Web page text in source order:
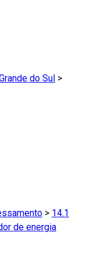
do Sul >
> 14.1
de energia